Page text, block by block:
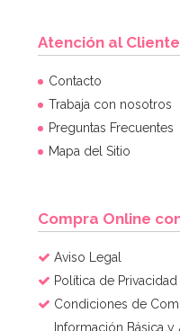
Atención al Cliente
Contacto
Trabaja con nosotros
Preguntas Frecuentes
Mapa del Sitio
Compra Online
Aviso Legal
Política de Privacidad
Condiciones de
Información Básica